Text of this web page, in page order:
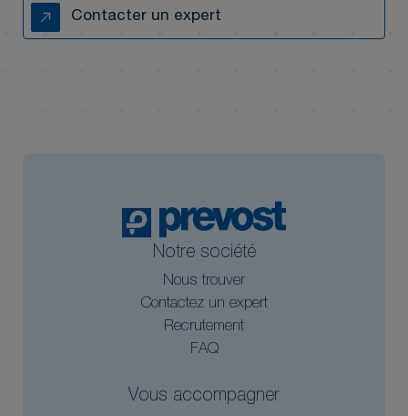
Contacter un expert
Notre société
Nous trouver
Contactez un expert
Recrutement
FAQ
Vous accompagner